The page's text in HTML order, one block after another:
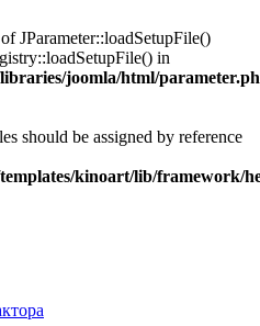
JParameter::loadSetupFile()
in
joomla/html/
should be assigned by reference
kinoart/lib/framework/